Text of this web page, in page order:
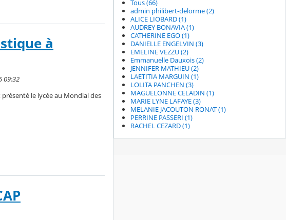
à
09:32
le lycée au Mondial des
Tous (66)
admin philibert-delorme (2)
ALICE LIOBARD (1)
AUDREY BONAVIA (1)
CATHERINE EGO (1)
DANIELLE ENGELVIN (3)
EMELINE VEZZU (2)
Emmanuelle Dauxois (2)
JENNIFER MATHIEU (2)
LAETITIA MARGUIN (1)
LOLITA PANCHEN (3)
MAGUELONNE CELADIN (1)
MARIE LYNE LAFAYE (3)
MELANIE JACOUTON RONAT (1)
PERRINE PASSERI (1)
RACHEL CEZARD (1)